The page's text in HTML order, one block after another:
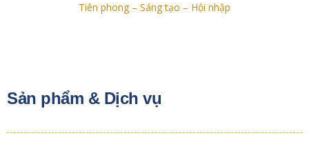
Tiên phong – Sáng tạo – Hội nhập
Sản phẩm & Dịch vụ